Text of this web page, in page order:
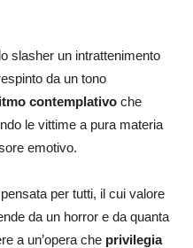
slasher un intrattenimento
da un tono
contemplativo che
le vittime a pura materia
emotivo.
per tutti, il cui valore
da un horror e da quanta
a un’opera che privilegia